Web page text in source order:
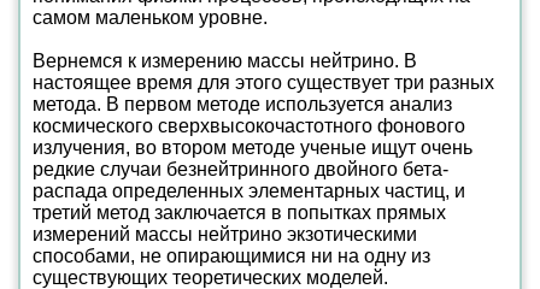
самом маленьком уровне.
Вернемся к измерению массы нейтрино. В
настоящее время для этого существует три разных
метода. В первом методе используется анализ
космического сверхвысокочастотного фонового
излучения, во втором методе ученые ищут очень
редкие случаи безнейтринного двойного бета-
распада определенных элементарных частиц, и
третий метод заключается в попытках прямых
измерений массы нейтрино экзотическими
способами, не опирающимися ни на одну из
существующих теоретических моделей.